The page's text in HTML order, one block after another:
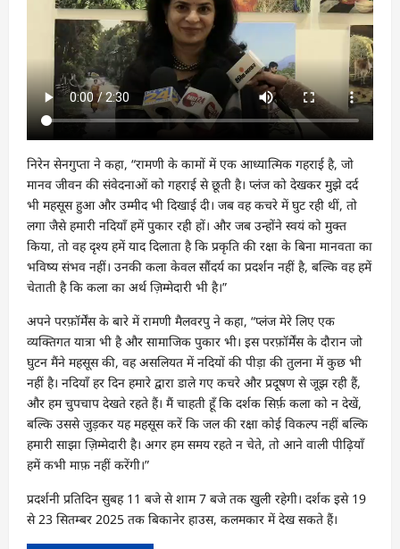
निरेन सेनगुप्ता ने कहा, “रामणी के कामों में एक आध्यात्मिक गहराई है, जो
मानव जीवन की संवेदनाओं को गहराई से छूती है। प्लंज को देखकर मुझे दर्द
भी महसूस हुआ और उम्मीद भी दिखाई दी। जब वह कचरे में घुट रही थीं, तो
लगा जैसे हमारी नदियाँ हमें पुकार रही हों। और जब उन्होंने स्वयं को मुक्त
किया, तो वह दृश्य हमें याद दिलाता है कि प्रकृति की रक्षा के बिना मानवता का
भविष्य संभव नहीं। उनकी कला केवल सौंदर्य का प्रदर्शन नहीं है, बल्कि वह हमें
चेताती है कि कला का अर्थ ज़िम्मेदारी भी है।”
अपने परफ़ॉर्मेंस के बारे में रामणी मैलवरपु ने कहा, “प्लंज मेरे लिए एक
व्यक्तिगत यात्रा भी है और सामाजिक पुकार भी। इस परफ़ॉर्मेंस के दौरान जो
घुटन मैंने महसूस की, वह असलियत में नदियों की पीड़ा की तुलना में कुछ भी
नहीं है। नदियाँ हर दिन हमारे द्वारा डाले गए कचरे और प्रदूषण से जूझ रही हैं,
और हम चुपचाप देखते रहते हैं। मैं चाहती हूँ कि दर्शक सिर्फ़ कला को न देखें,
बल्कि उससे जुड़कर यह महसूस करें कि जल की रक्षा कोई विकल्प नहीं बल्कि
हमारी साझा ज़िम्मेदारी है। अगर हम समय रहते न चेते, तो आने वाली पीढ़ियाँ
हमें कभी माफ़ नहीं करेंगी।”
प्रदर्शनी प्रतिदिन सुबह 11 बजे से शाम 7 बजे तक खुली रहेगी। दर्शक इसे 19
से 23 सितम्बर 2025 तक बिकानेर हाउस, कलमकार में देख सकते हैं।